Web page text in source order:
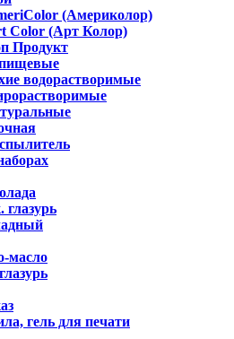
(Америколор)
Color (Арт Колор)
Продукт
водорастворимые
масло
гель для печати